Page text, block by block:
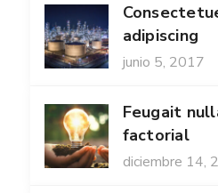
adipiscing
junio 5, 2017
Feugait
factorial
diciembre 14,